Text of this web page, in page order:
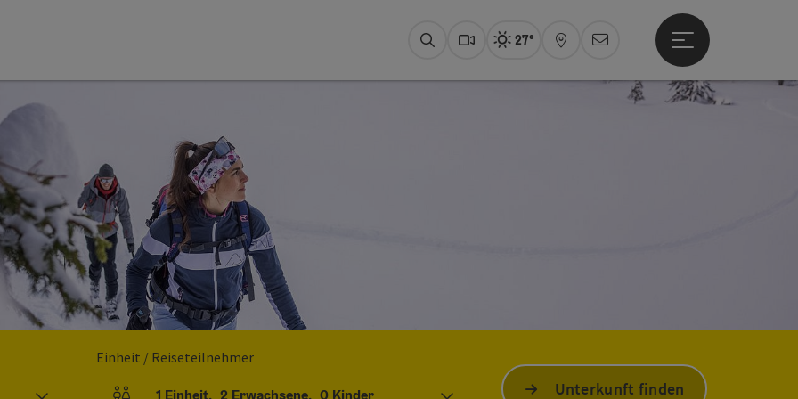
SuchenWebcamsAktuelles Wetter Fuschlseeregion,
27°
KarteNewsletter
Hauptmenü öffnen
Einheit / Reiseteilnehmer
1 Einheit, 2 Erwachsene, 0 Kinder Unterkunft finden